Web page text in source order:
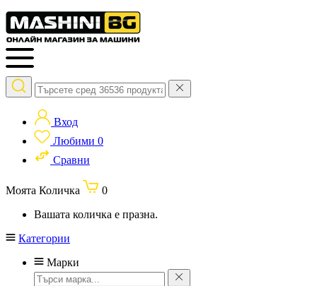
Вход
Любими 0
Сравни
Моята Количка
0
Вашата количка е празна.
Категории
Марки